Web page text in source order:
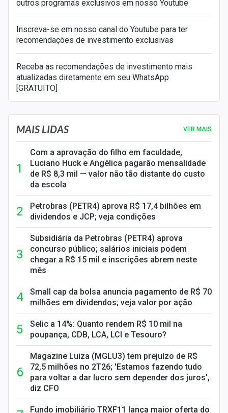
outros programas exclusivos em nosso Youtube
Inscreva-se em nosso canal do Youtube para ter
recomendações de investimento exclusivas
Receba as recomendações de investimento mais
atualizadas diretamente em seu WhatsApp
[GRATUITO]
MAIS LIDAS VER MAIS
Com a aprovação do filho em faculdade,
Luciano Huck e Angélica pagarão mensalidade
de R$ 8,3 mil — valor não tão distante do custo
da escola
Petrobras (PETR4) aprova R$ 17,4 bilhões em
dividendos e JCP; veja condições
Subsidiária da Petrobras (PETR4) aprova
concurso público; salários iniciais podem
chegar a R$ 15 mil e inscrições abrem neste
mês
Small cap da bolsa anuncia pagamento de R$ 70
milhões em dividendos; veja valor por ação
Selic a 14%: Quanto rendem R$ 10 mil na
poupança, CDB, LCA, LCI e Tesouro?
Magazine Luiza (MGLU3) tem prejuízo de R$
72,5 milhões no 2T26; 'Estamos fazendo tudo
para voltar a dar lucro sem depender dos juros',
diz CFO
Fundo imobiliário TRXF11 lança maior oferta do